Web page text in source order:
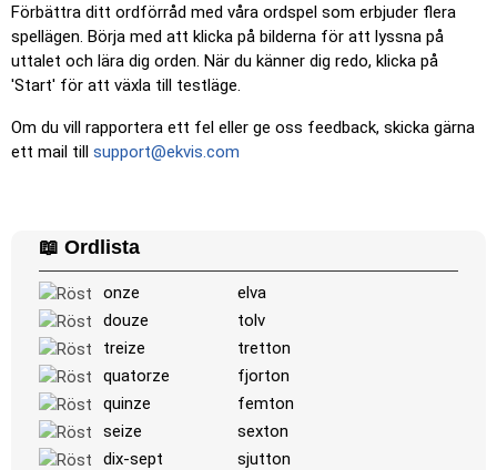
Förbättra ditt ordförråd med våra ordspel som erbjuder flera
spellägen. Börja med att klicka på bilderna för att lyssna på
uttalet och lära dig orden. När du känner dig redo, klicka på
'Start' för att växla till testläge.
Om du vill rapportera ett fel eller ge oss feedback, skicka gärna
ett mail till support@ekvis.com
📖 Ordlista
onze
elva
douze
tolv
treize
tretton
quatorze
fjorton
quinze
femton
seize
sexton
dix-sept
sjutton